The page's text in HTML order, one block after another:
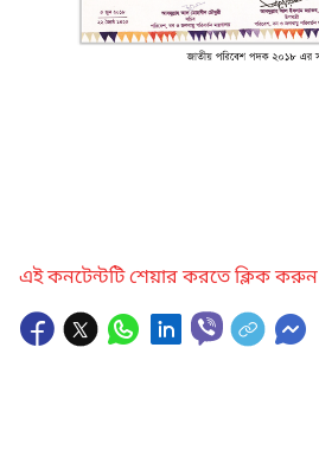
এই কনটেন্টটি শেয়ার করতে ক্লিক করুন